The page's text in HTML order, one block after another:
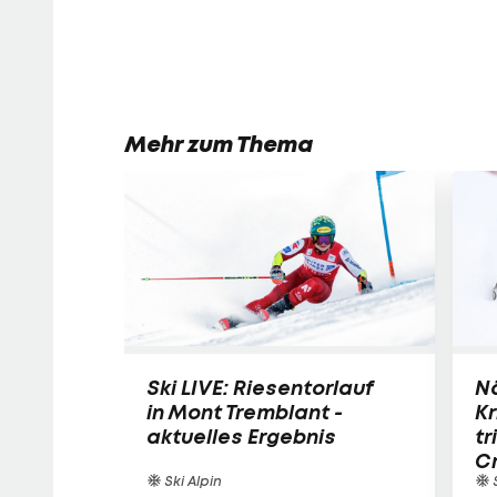
Mehr zum Thema
Ski LIVE: Riesentorlauf
in Mont Tremblant -
aktuelles Ergebnis
Ski Alpin